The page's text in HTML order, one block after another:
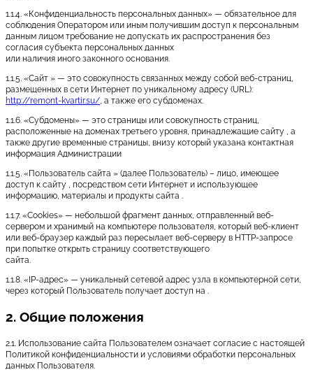
1.1.4. «Конфиденциальность персональных данных» — обязательное для
соблюдения Оператором или иным получившим доступ к персональным
данным лицом требование не допускать их распространения без
согласия субъекта персональных данных
или наличия иного законного основания.
1.1.5. «Сайт » — это совокупность связанных между собой веб-страниц,
размещенных в сети Интернет по уникальному адресу (URL):
http://remont-kvartir.su/ , а также его субдоменах.
1.1.6. «Субдомены» — это страницы или совокупность страниц,
расположенные на доменах третьего уровня, принадлежащие сайту , а
также другие временные страницы, внизу который указана контактная
информация Администрации
1.1.5. «Пользователь сайта » (далее Пользователь) – лицо, имеющее
доступ к сайту , посредством сети Интернет и использующее
информацию, материалы и продукты сайта .
1.1.7. «Cookies» — небольшой фрагмент данных, отправленный веб-
сервером и хранимый на компьютере пользователя, который веб-клиент
или веб-браузер каждый раз пересылает веб-серверу в HTTP-запросе
при попытке открыть страницу соответствующего
сайта.
1.1.8. «IP-адрес» — уникальный сетевой адрес узла в компьютерной сети,
через который Пользователь получает доступ на .
2. Общие положения
2.1. Использование сайта Пользователем означает согласие с настоящей
Политикой конфиденциальности и условиями обработки персональных
данных Пользователя.